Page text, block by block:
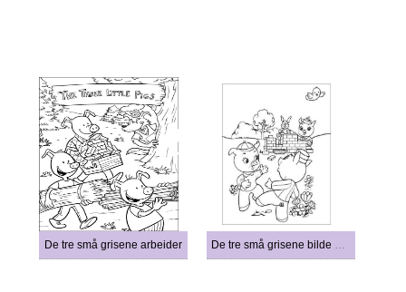
De tre små grisene arbeider De tre små grisene bilde gratis